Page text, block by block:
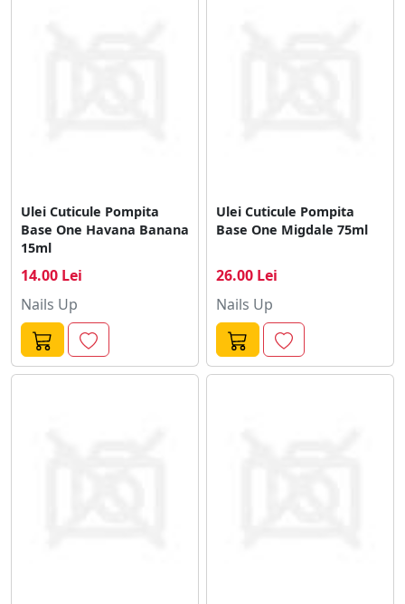
Ulei Cuticule Pompita
Base One Havana Banana
15ml
14.00 Lei
Nails Up
Ulei Cuticule Pompita
Base One Migdale 75ml
26.00 Lei
Nails Up